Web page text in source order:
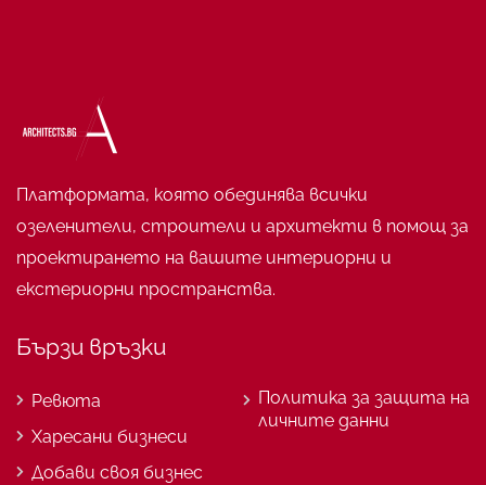
Платформата, която обединява всички
озеленители, строители и архитекти в помощ за
проектирането на вашите интериорни и
екстериорни пространства.
Бързи връзки
Ревюта
Харесани бизнеси
Добави своя бизнес
Политика за защита на
личните данни